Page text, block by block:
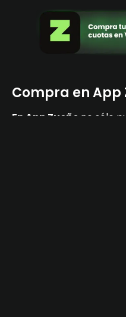
Compra en App
En App Zueño no sólo